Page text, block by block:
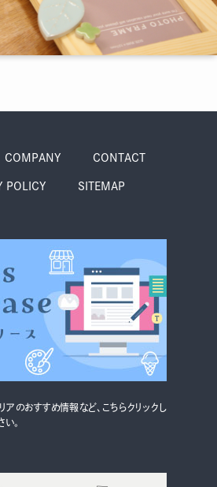
イベント
検索する
COMPANY CONTACT
POLICY SITEMAP
のおすすめ情報など、こちらクリックし
い。